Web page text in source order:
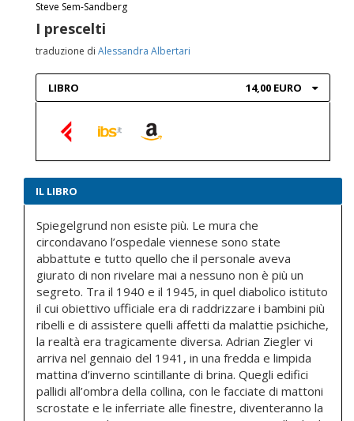
Steve Sem-Sandberg
I prescelti
traduzione di Alessandra Albertari
LIBRO 14,00 EURO
IL LIBRO
Spiegelgrund non esiste più. Le mura che
circondavano l’ospedale viennese sono state
abbattute e tutto quello che il personale aveva
giurato di non rivelare mai a nessuno non è più un
segreto. Tra il 1940 e il 1945, in quel diabolico istituto
il cui obiettivo ufficiale era di raddrizzare i bambini più
ribelli e di assistere quelli affetti da malattie psichiche,
la realtà era tragicamente diversa. Adrian Ziegler vi
arriva nel gennaio del 1941, in una fredda e limpida
mattina d’inverno scintillante di brina. Quegli edifici
pallidi all’ombra della collina, con le facciate di mattoni
scrostate e le inferriate alle finestre, diventeranno la